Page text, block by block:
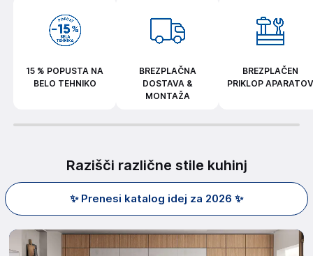
15 % POPUSTA NA
BELO TEHNIKO
BREZPLAČNA
DOSTAVA &
MONTAŽA
BREZPLAČEN
PRIKLOP APARATOV
Razišči različne stile kuhinj
✨ Prenesi katalog idej za 2026 ✨